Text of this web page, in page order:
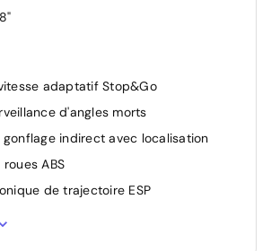
à réglage mécanique
adaptatif Stop&Go
d'angles morts
indirect avec localisation
ABS
de trajectoire ESP
avec capteur de pluie